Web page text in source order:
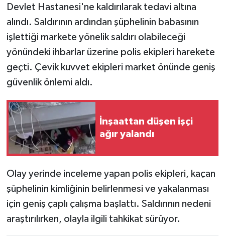
Devlet Hastanesi'ne kaldırılarak tedavi altına
alındı. Saldırının ardından şüphelinin babasının
işlettiği markete yönelik saldırı olabileceği
yönündeki ihbarlar üzerine polis ekipleri harekete
geçti. Çevik kuvvet ekipleri market önünde geniş
güvenlik önlemi aldı.
İnşaattan düşen işçi
ağır yalandı
Olay yerinde inceleme yapan polis ekipleri, kaçan
şüphelinin kimliğinin belirlenmesi ve yakalanması
için geniş çaplı çalışma başlattı. Saldırının nedeni
araştırılırken, olayla ilgili tahkikat sürüyor.